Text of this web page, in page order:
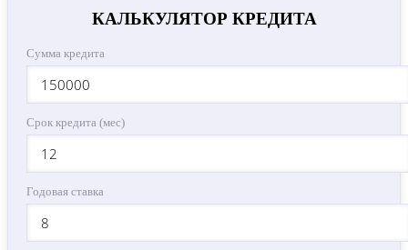
КАЛЬКУЛЯТОР КРЕДИТА
Сумма кредита
Срок кредита (мес)
Годовая ставка